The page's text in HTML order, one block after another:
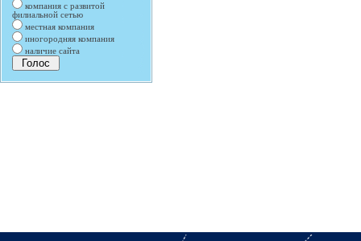
компания с развитой
филиальной сетью
местная компания
иногородняя компания
наличие сайта